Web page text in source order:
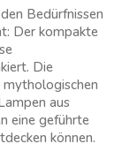
Bedürfnissen
Der kompakte
Die
aus
eine geführte
können.